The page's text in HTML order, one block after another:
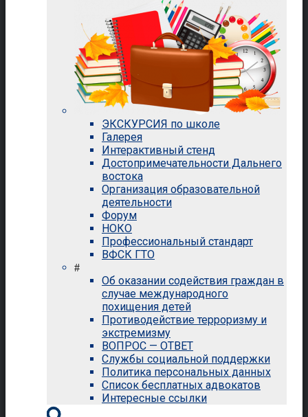
ЭКСКУРСИЯ по школе
Галерея
Интерактивный стенд
Достопримечательности Дальнего
востока
Организация образовательной
деятельности
Форум
НОКО
Профессиональный стандарт
ВФСК ГТО
#
Об оказании содействия граждан в
случае международного
похищения детей
Противодействие терроризму и
экстремизму
ВОПРОС — ОТВЕТ
Службы социальной поддержки
Политика персональных данных
Список бесплатных адвокатов
Интересные ссылки